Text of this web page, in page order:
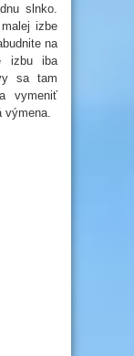
slnko.
izbe
na
izbu iba
sa tam
vymeniť
výmena.